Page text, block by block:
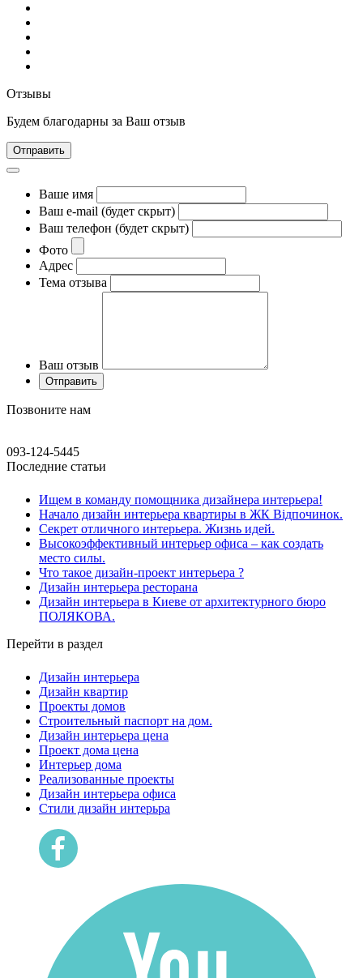
Отзывы
Будем благодарны за Ваш отзыв
Отправить
Ваше имя
Ваш e-mail (будет скрыт)
Ваш телефон (будет скрыт)
Фото
Адрес
Тема отзыва
Ваш отзыв
Позвоните нам
093-124-5445
Последние статьи
Ищем в команду помощника дизайнера интерьера!
Начало дизайн интерьера квартиры в ЖК Відпочинок.
Секрет отличного интерьера. Жизнь идей.
Высокоэффективный интерьер офиса – как создать
место силы.
Что такое дизайн-проект интерьера ?
Дизайн интерьера ресторана
Дизайн интерьера в Киеве от архитектурного бюро
ПОЛЯКОВА.
Перейти в раздел
Дизайн интерьера
Дизайн квартир
Проекты домов
Строительный паспорт на дом.
Дизайн интерьера цена
Проект дома цена
Интерьер дома
Реализованные проекты
Дизайн интерьера офиса
Cтили дизайн интерьра